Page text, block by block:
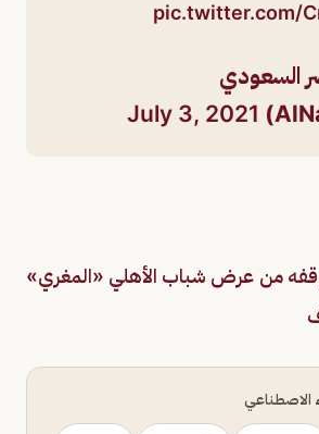
pic.twitter.com/
السعودي
July 3, 2021
من عرض شباب الأهلي «المغري»
الاصطناعي